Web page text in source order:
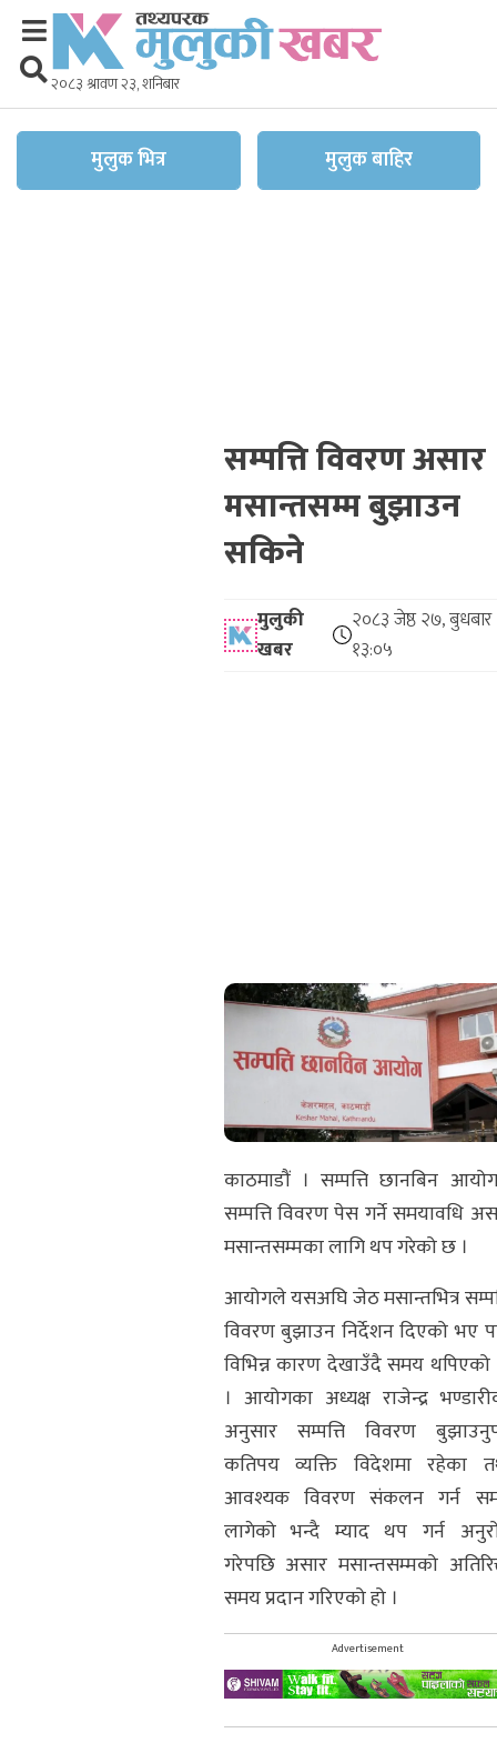
२०८३ श्रावण २३, शनिबार
मुलुक भित्र मुलुक बाहिर
सम्पत्ति विवरण असार
मसान्तसम्म बुझाउन
सकिने
मुलुकी
खबर
२०८३ जेष्ठ २७, बुधबार
१३:०५
काठमाडौं । सम्पत्ति छानबिन
सम्पत्ति विवरण पेस गर्ने समयावधि
मसान्तसम्मका लागि थप गरेको छ ।
आयोगले यसअघि जेठ मसान्तभित्र
विवरण बुझाउन निर्देशन दिएको भए
विभिन्न कारण देखाउँदै समय थपिएको
। आयोगका अध्यक्ष राजेन्द्र
अनुसार सम्पत्ति विवरण
कतिपय व्यक्ति विदेशमा रहेका
आवश्यक विवरण संकलन गर्न
लागेको भन्दै म्याद थप गर्न
गरेपछि असार मसान्तसम्मको
समय प्रदान गरिएको हो ।
Advertisement